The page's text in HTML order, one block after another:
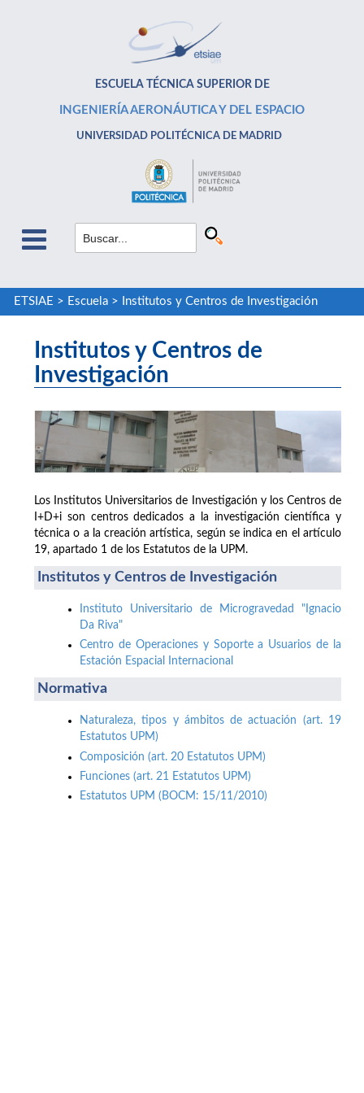
ESCUELA TÉCNICA SUPERIOR DE
INGENIERÍA AERONÁUTICA Y DEL ESPACIO
UNIVERSIDAD POLITÉCNICA DE MADRID
ETSIAE > Escuela> Institutos y Centros de Investigación
Institutos y Centros de
Investigación
Los Institutos Universitarios de Investigación y los Centros de
I+D+i son centros dedicados a la investigación científica y
técnica o a la creación artística, según se indica en el artículo
19, apartado 1 de los Estatutos de la UPM.
Institutos y Centros de Investigación
Instituto Universitario de Microgravedad "Ignacio
Da Riva"
Centro de Operaciones y Soporte a Usuarios de la
Estación Espacial Internacional
Normativa
Naturaleza, tipos y ámbitos de actuación (art. 19
Estatutos UPM)
Composición (art. 20 Estatutos UPM)
Funciones (art. 21 Estatutos UPM)
Estatutos UPM (BOCM: 15/11/2010)